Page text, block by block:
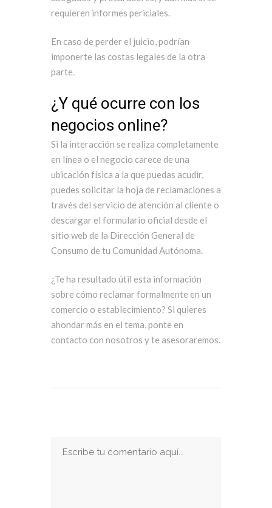
requieren informes periciales.
En caso de perder el juicio, podrían
imponerte las costas legales de la otra
parte.
¿Y qué ocurre con los
negocios online?
Si la interacción se realiza completamente
en línea o el negocio carece de una
ubicación física a la que puedas acudir,
puedes solicitar la hoja de reclamaciones a
través del servicio de atención al cliente o
descargar el formulario oficial desde el
sitio web de la Dirección General de
Consumo de tu Comunidad Autónoma.
¿Te ha resultado útil esta información
sobre cómo reclamar formalmente en un
comercio o establecimiento? Si quieres
ahondar más en el tema, ponte en
contacto con nosotros y te asesoraremos.